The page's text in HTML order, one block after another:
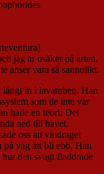
jag är osäker på arten.
anser vara så sannolikt.
in i lavatuben. Han
som de inte var
hade en teori: Det
ned till havet.
oss att vindraget
väg att bli ebb. Han
den svagt fladdrade